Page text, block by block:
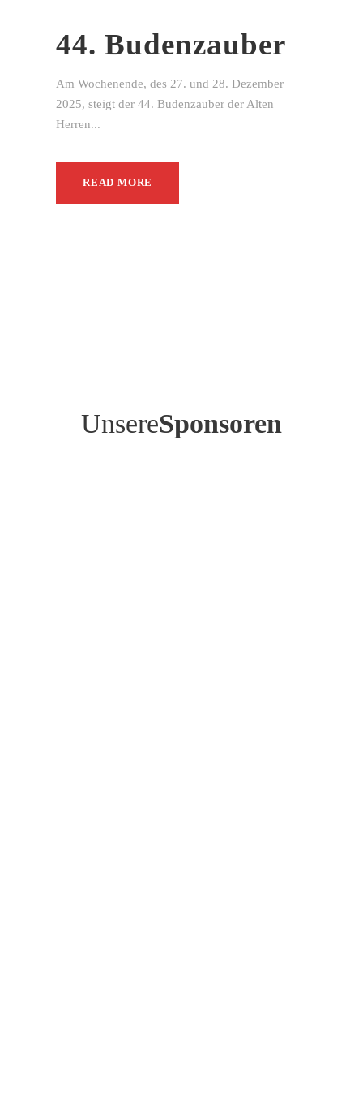
44. Budenzauber
Am Wochenende, des 27. und 28. Dezember
2025, steigt der 44. Budenzauber der Alten
Herren...
READ MORE
UnsereSponsoren